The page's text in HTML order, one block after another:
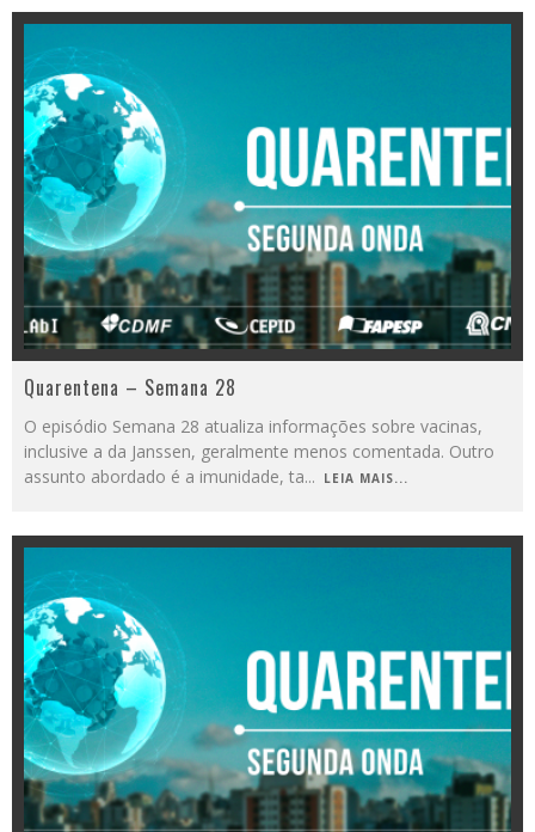
Quarentena – Semana 28
O episódio Semana 28 atualiza informações sobre vacinas,
inclusive a da Janssen, geralmente menos comentada. Outro
assunto abordado é a imunidade, ta... LEIA MAIS...